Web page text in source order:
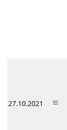
27.10.2021